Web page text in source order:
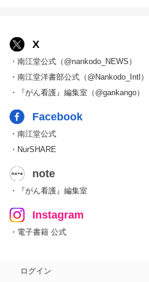
X
・南江堂公式（@nankodo_NEWS）
・南江堂洋書部公式（@Nankodo_Intl）
・『がん看護』編集室（@gankango）
Facebook
・南江堂公式
・NurSHARE
note
・『がん看護』編集室
Instagram
・電子書籍 公式
ログイン